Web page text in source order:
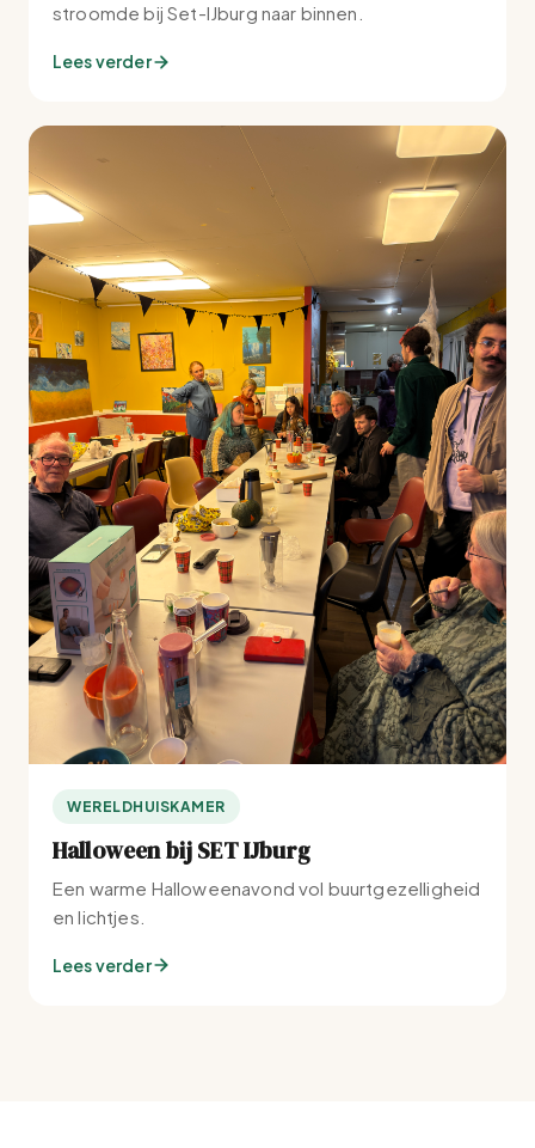
stroomde bij Set-IJburg naar binnen.
Lees verder
WERELDHUISKAMER
Halloween bij SET IJburg
Een warme Halloweenavond vol buurtgezelligheid
en lichtjes.
Lees verder